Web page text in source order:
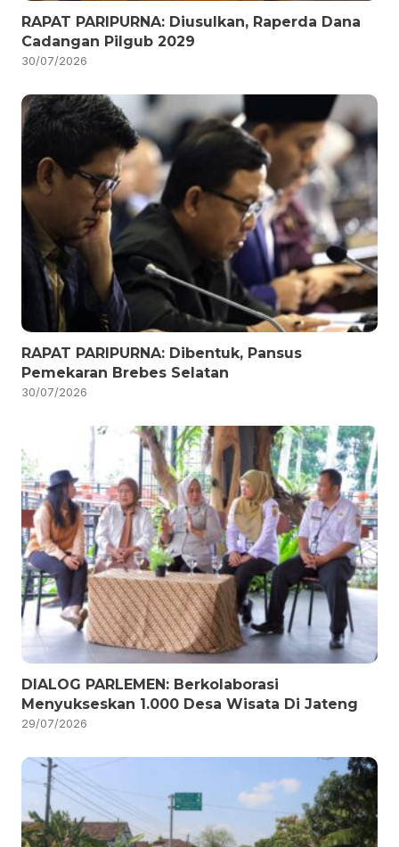
RAPAT PARIPURNA: Diusulkan, Raperda Dana
Cadangan Pilgub 2029
30/07/2026
RAPAT PARIPURNA: Dibentuk, Pansus
Pemekaran Brebes Selatan
30/07/2026
DIALOG PARLEMEN: Berkolaborasi
Menyukseskan 1.000 Desa Wisata Di Jateng
29/07/2026